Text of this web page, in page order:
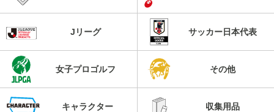
Jリーグ サッカー日本代表
女子プロゴルフ その他
キャラクター 収集用品